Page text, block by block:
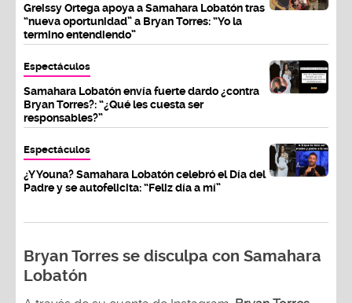
Greissy Ortega apoya a Samahara Lobatón tras
“nueva oportunidad” a Bryan Torres: “Yo la
termino entendiendo”
Espectáculos
Samahara Lobatón envía fuerte dardo ¿contra
Bryan Torres?: “¿Qué les cuesta ser
responsables?”
Espectáculos
¿Y Youna? Samahara Lobatón celebró el Día del
Padre y se autofelicita: “Feliz día a mí”
Bryan Torres se disculpa con Samahara
Lobatón